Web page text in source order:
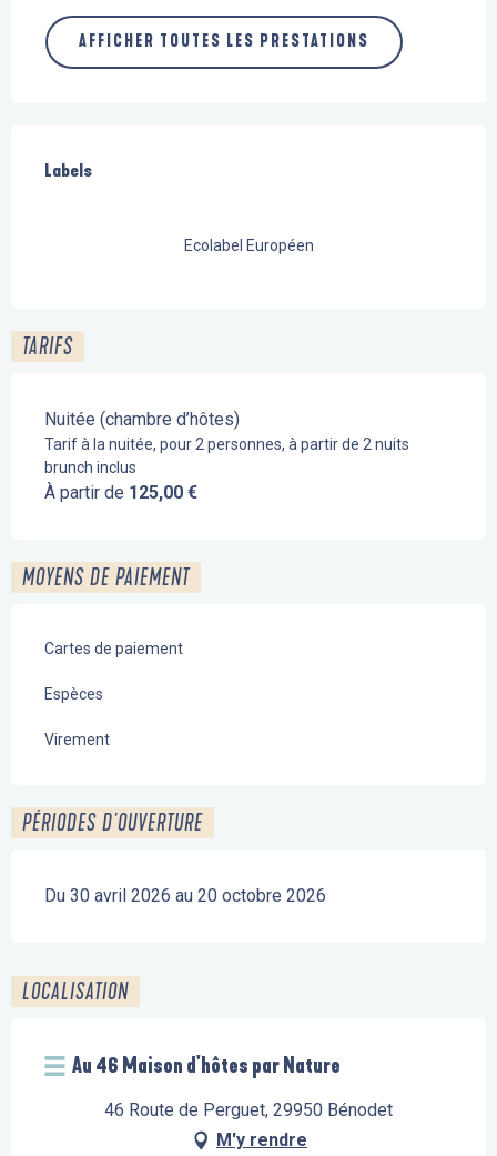
AFFICHER TOUTES LES PRESTATIONS
Labels
Labels
Ecolabel Européen
TARIFS
Nuitée (chambre d’hôtes)
Tarif à la nuitée, pour 2 personnes, à partir de 2 nuits
brunch inclus
À partir de 125,00 €
MOYENS DE PAIEMENT
Cartes de paiement
Espèces
Virement
PÉRIODES D'OUVERTURE
Du 30 avril 2026 au 20 octobre 2026
LOCALISATION
Au 46 Maison d'hôtes par Nature
46 Route de Perguet, 29950 Bénodet
M'y rendre